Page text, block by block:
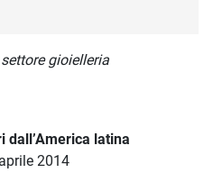
gioielleria
dall’America latina
2014